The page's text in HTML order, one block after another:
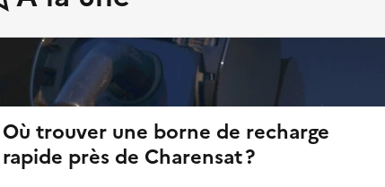
Où trouver une borne de recharge
rapide près de Charensat ?